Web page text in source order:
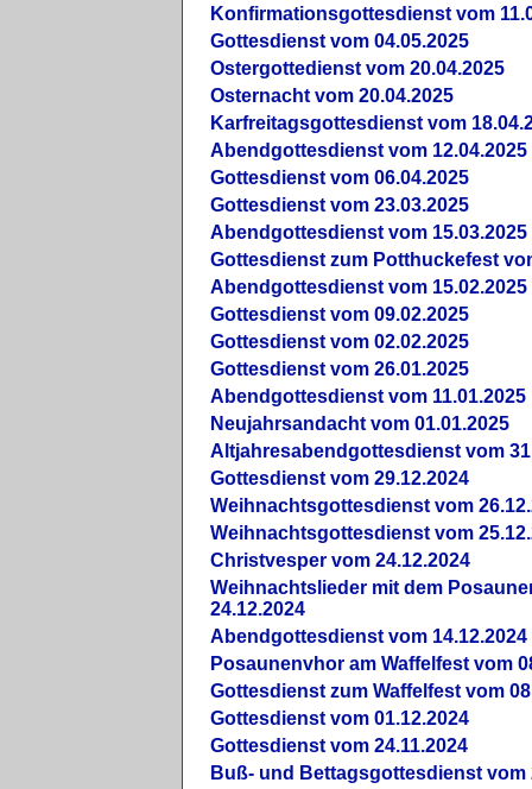
Konfirmationsgottesdienst vom
Gottesdienst vom 04.05.2025
Ostergottedienst vom 20.04.2025
Osternacht vom 20.04.2025
Karfreitagsgottesdienst vom
Abendgottesdienst vom 12.04.2025
Gottesdienst vom 06.04.2025
Gottesdienst vom 23.03.2025
Abendgottesdienst vom 15.03.2025
Gottesdienst zum Potthuckefest
Abendgottesdienst vom 15.02.2025
Gottesdienst vom 09.02.2025
Gottesdienst vom 02.02.2025
Gottesdienst vom 26.01.2025
Abendgottesdienst vom 11.01.2025
Neujahrsandacht vom 01.01.2025
Altjahresabendgottesdienst vom
Gottesdienst vom 29.12.2024
Weihnachtsgottesdienst vom
Weihnachtsgottesdienst vom
Christvesper vom 24.12.2024
Weihnachtslieder mit dem
24.12.2024
Abendgottesdienst vom 14.12.2024
Posaunenvhor am Waffelfest vom
Gottesdienst zum Waffelfest vom
Gottesdienst vom 01.12.2024
Gottesdienst vom 24.11.2024
Buß- und Bettagsgottesdienst vom